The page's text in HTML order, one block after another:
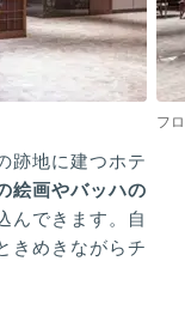
フ
跡地に建つホテ
絵画やバッハの
んできます。自
きめきながらチ